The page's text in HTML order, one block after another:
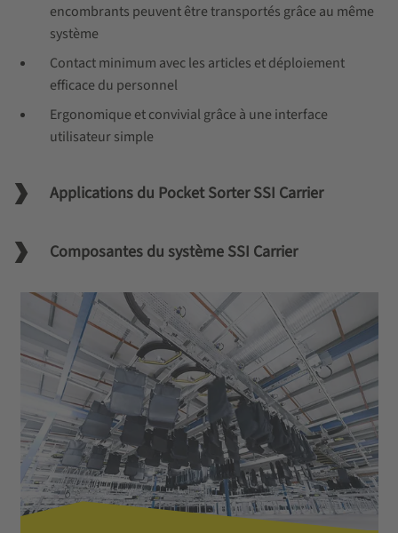
encombrants peuvent être transportés grâce au même
système
Contact minimum avec les articles et déploiement
efficace du personnel
Ergonomique et convivial grâce à une interface
utilisateur simple
Applications du Pocket Sorter SSI Carrier
Composantes du système SSI Carrier